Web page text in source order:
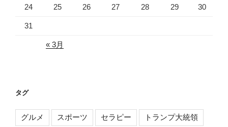
24 25 26 27 28 29 30
31
« 3月
タグ
グルメ スポーツ セラピー トランプ大統領